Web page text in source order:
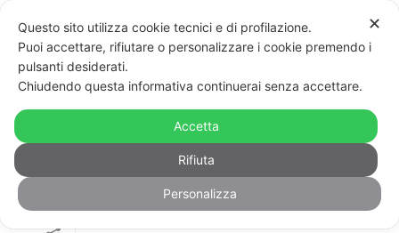
ARCHIVIO
✕
Questo sito utilizza cookie tecnici e di profilazione.
Puoi accettare, rifiutare o personalizzare i cookie premendo i
pulsanti desiderati.
Chiudendo questa informativa continuerai senza accettare.
Accetta
Rifiuta
Personalizza